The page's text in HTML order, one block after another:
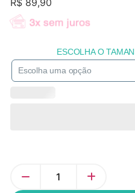
ESCOLHA O